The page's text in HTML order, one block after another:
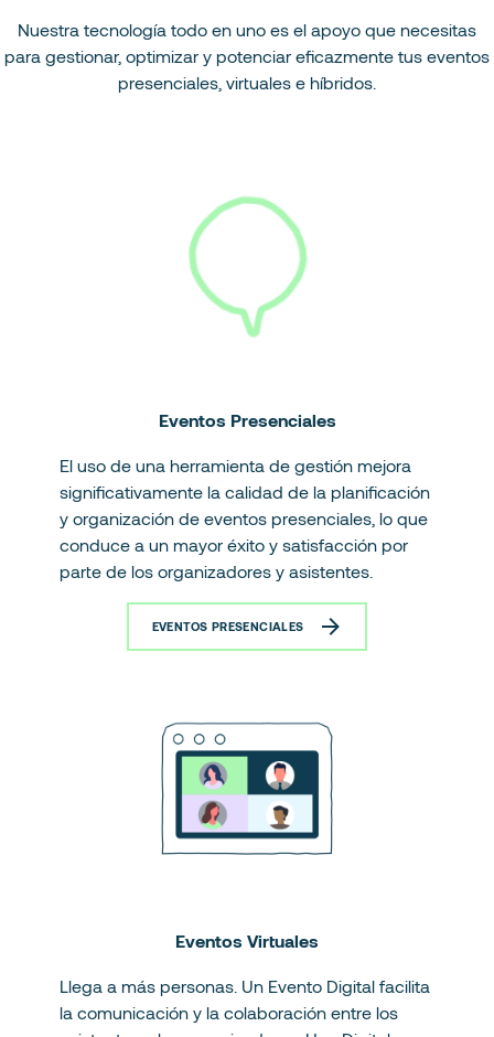
Nuestra tecnología todo en uno es el apoyo que necesitas
para gestionar, optimizar y potenciar eficazmente tus eventos
presenciales, virtuales e híbridos.
Eventos Presenciales
El uso de una herramienta de gestión mejora
significativamente la calidad de la planificación
y organización de eventos presenciales, lo que
conduce a un mayor éxito y satisfacción por
parte de los organizadores y asistentes.
EVENTOS PRESENCIALES
Eventos Virtuales
Llega a más personas. Un Evento Digital facilita
la comunicación y la colaboración entre los